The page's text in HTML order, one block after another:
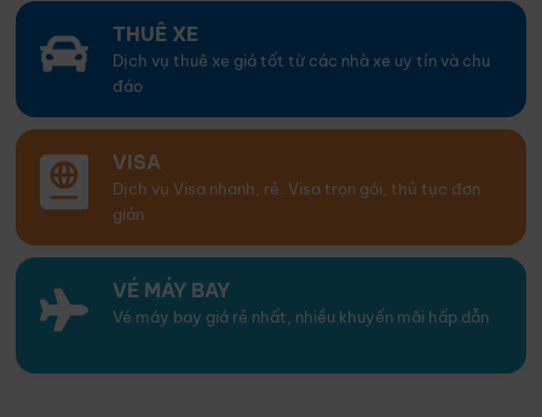
THUÊ XE
Dịch vụ thuê xe giá tốt từ các nhà xe uy tín và chu
đáo
VISA
Dịch vụ Visa nhanh, rẻ. Visa trọn gói, thủ tục đơn
giản
VÉ MÁY BAY
Vé máy bay giá rẻ nhất, nhiều khuyến mãi hấp dẫn